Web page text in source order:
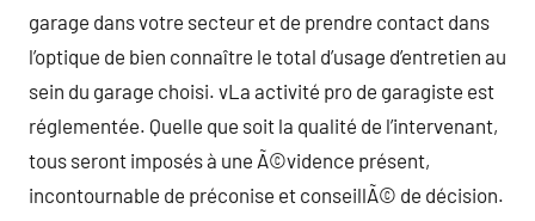
garage dans votre secteur et de prendre contact dans
l’optique de bien connaître le total d’usage d’entretien au
sein du garage choisi. vLa activité pro de garagiste est
réglementée. Quelle que soit la qualité de l’intervenant,
tous seront imposés à une Ã©vidence présent,
incontournable de préconise et conseillÃ© de décision.